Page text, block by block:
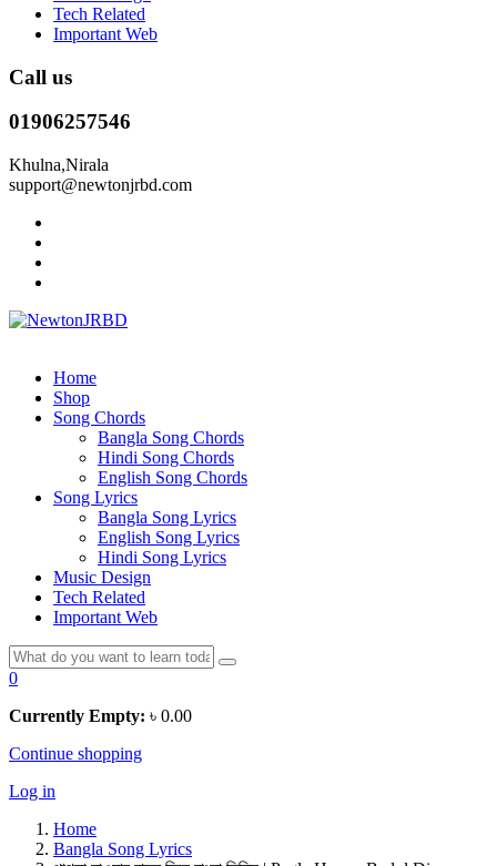
Tech Related
Important Web
Call us
01906257546
Khulna,Nirala
support@newtonjrbd.com
Home
Shop
Song Chords
Bangla Song Chords
Hindi Song Chords
English Song Chords
Song Lyrics
Bangla Song Lyrics
English Song Lyrics
Hindi Song Lyrics
Music Design
Tech Related
Important Web
0
Currently Empty: ৳ 0.00
Continue shopping
Log in
Home
Bangla Song Lyrics